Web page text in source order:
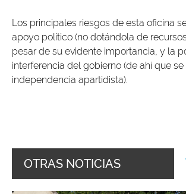
Los principales riesgos de esta oficina
apoyo político (no dotándola de
pesar de su evidente importancia, y la
interferencia del gobierno (de ahí que se
independencia apartidista).
OTRAS NOTICIAS